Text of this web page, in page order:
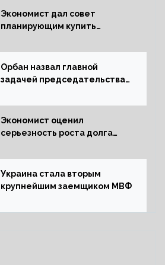
Экономист дал совет
планирующим купить
Орбан назвал главной
задачей председательства
за мир
Экономист оценил
серьезность роста долга
Украина стала вторым
крупнейшим заемщиком МВФ